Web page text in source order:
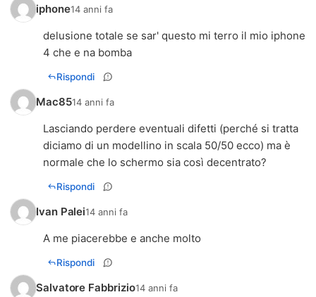
iphone14 anni fa
delusione totale se sar' questo mi terro il mio iphone
4 che e na bomba
Rispondi
Mac8514 anni fa
Lasciando perdere eventuali difetti (perché si tratta
diciamo di un modellino in scala 50/50 ecco) ma è
normale che lo schermo sia così decentrato?
Rispondi
Ivan Palei14 anni fa
A me piacerebbe e anche molto
Rispondi
Salvatore Fabbrizio14 anni fa